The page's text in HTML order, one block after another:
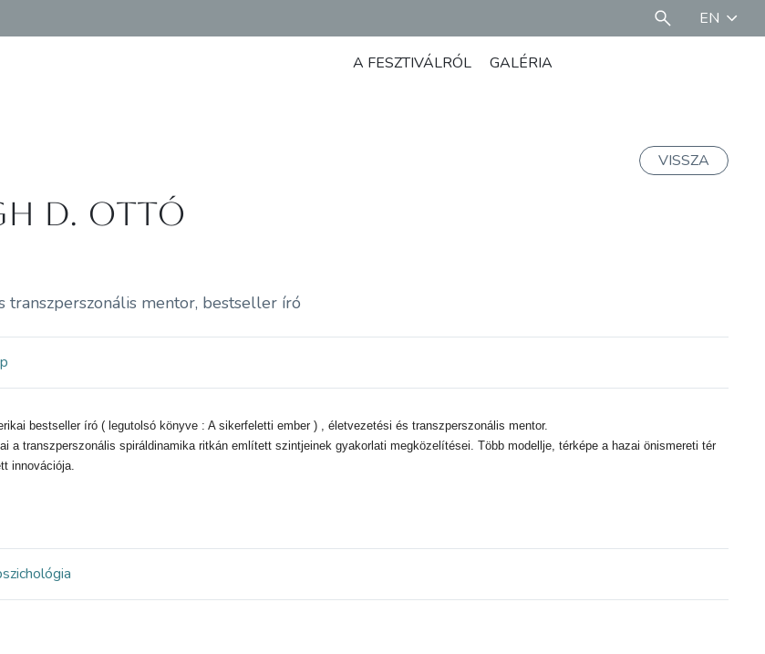
EN
A FESZTIVÁLRÓL GALÉRIA
VISSZA
D. Ottó
transzperszonális mentor, bestseller író
bestseller író ( legutolsó könyve : A sikerfeletti ember ) , életvezetési és transzperszonális mentor.
a transzperszonális spiráldinamika ritkán említett szintjeinek gyakorlati megközelítései. Több modellje, térképe a hazai önismereti tér
innovációja.